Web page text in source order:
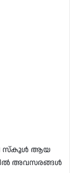
സ്‌കൂൾ ആയ
അവസരങ്ങൾ